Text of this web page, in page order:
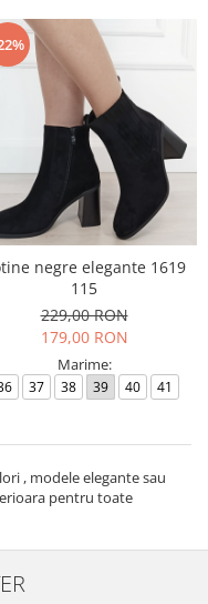
negre elegante 1619
115
229,00 RON
179,00 RON
Marime:
37 38 39 40 41
, modele elegante sau
pentru toate